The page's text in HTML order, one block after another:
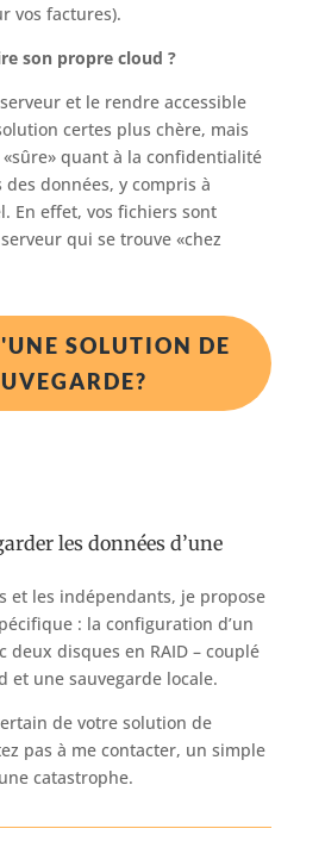
vos factures).
son propre cloud ?
et le rendre accessible
certes plus chère, mais
«sûre» quant à la confidentialité
données, y compris à
En effet, vos fichiers sont
qui se trouve «chez
SOLUTION DE
les données d’une
et les indépendants, je propose
: la configuration d’un
deux disques en RAID – couplé
et une sauvegarde locale.
de votre solution de
pas à me contacter, un simple
catastrophe.